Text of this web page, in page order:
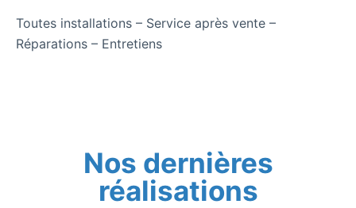
Toutes installations – Service après vente –
Réparations – Entretiens
Nos dernières
réalisations